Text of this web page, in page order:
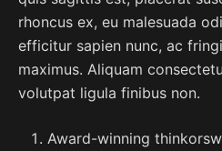
rhoncus ex, eu malesuada
efficitur sapien nunc, ac
maximus. Aliquam
volutpat ligula finibus non.
Award-winning